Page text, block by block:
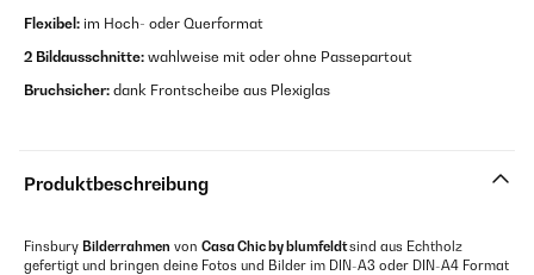
Flexibel: im Hoch- oder Querformat
2 Bildausschnitte: wahlweise mit oder ohne Passepartout
Bruchsicher: dank Frontscheibe aus Plexiglas
Produktbeschreibung
Finsbury Bilderrahmen von Casa Chic by blumfeldtsind aus Echtholz
gefertigt und bringen deine Fotos und Bilder im DIN-A3 oder DIN-A4 Format